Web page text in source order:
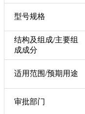
型号规格
结构及组成/主要组
成成分
适用范围/预期用途
审批部门